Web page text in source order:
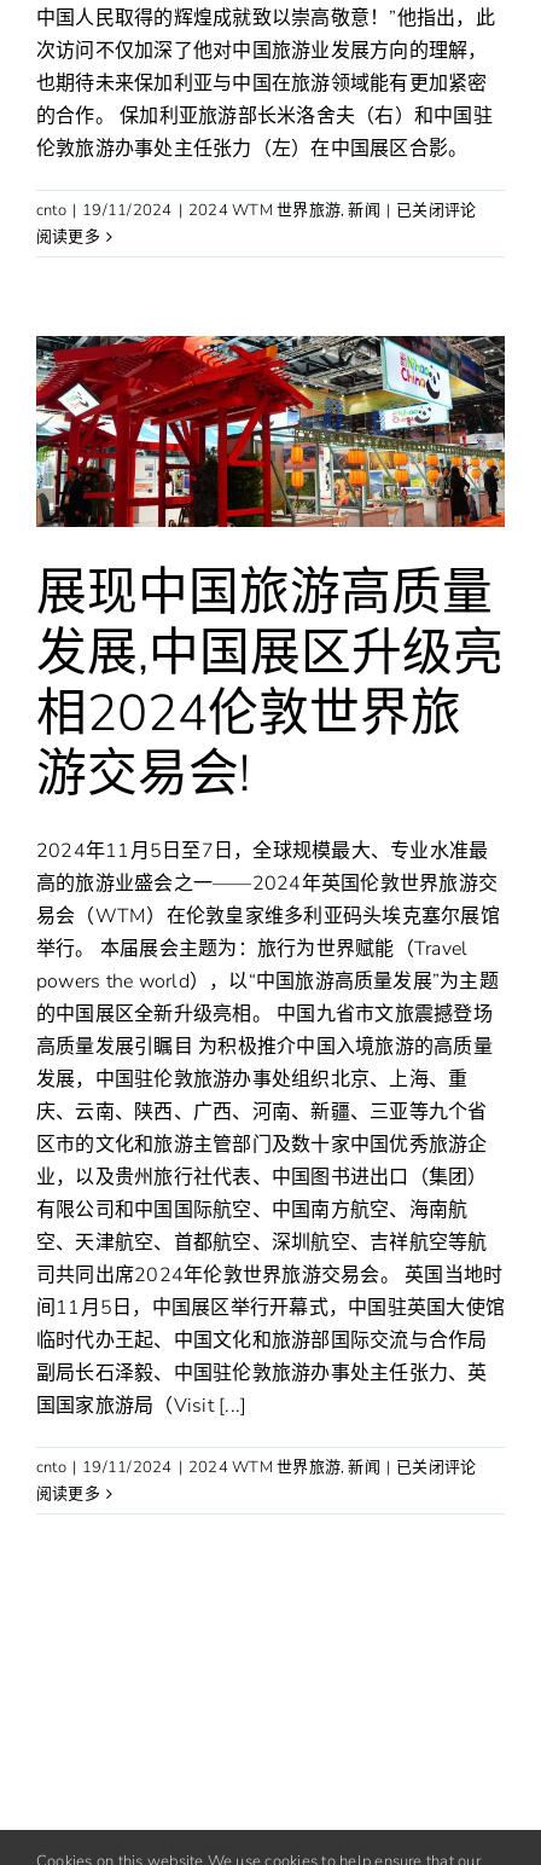
中国人民取得的辉煌成就致以崇高敬意！”他指出，此
次访问不仅加深了他对中国旅游业发展方向的理解，
也期待未来保加利亚与中国在旅游领域能有更加紧密
的合作。 保加利亚旅游部长米洛舍夫（右）和中国驻
伦敦旅游办事处主任张力（左）在中国展区合影。
cnto | 19/11/2024 | 2024 WTM 世界旅游,新闻 | 保
利
游
部
长
访
问
伦
敦
世
旅
游
交
易
会
中
国
已关闭评论
阅读更多
展现中国旅游高质量
发展,中国展区升级亮
相2024伦敦世界旅
游交易会!
2024年11月5日至7日，全球规模最大、专业水准最
高的旅游业盛会之一——2024年英国伦敦世界旅游交
易会（WTM）在伦敦皇家维多利亚码头埃克塞尔展馆
举行。 本届展会主题为：旅行为世界赋能（Travel
powers the world），以“中国旅游高质量发展”为主题
的中国展区全新升级亮相。 中国九省市文旅震撼登场
高质量发展引瞩目 为积极推介中国入境旅游的高质量
发展，中国驻伦敦旅游办事处组织北京、上海、重
庆、云南、陕西、广西、河南、新疆、三亚等九个省
区市的文化和旅游主管部门及数十家中国优秀旅游企
业，以及贵州旅行社代表、中国图书进出口（集团）
有限公司和中国国际航空、中国南方航空、海南航
空、天津航空、首都航空、深圳航空、吉祥航空等航
司共同出席2024年伦敦世界旅游交易会。 英国当地时
间11月5日，中国展区举行开幕式，中国驻英国大使馆
临时代办王起、中国文化和旅游部国际交流与合作局
副局长石泽毅、中国驻伦敦旅游办事处主任张力、英
国国家旅游局（Visit [...]
cnto | 19/11/2024 | 2024 WTM 世界旅游,新闻 | 展
中
已关闭评论
阅读更多